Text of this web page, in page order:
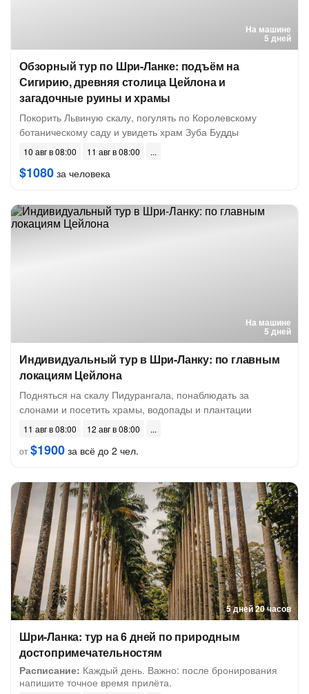
На машине
5 дней
Обзорный тур по Шри-Ланке: подъём на
Сигирию, древняя столица Цейлона и
загадочные руины и храмы
Покорить Львиную скалу, погулять по Королевскому
ботаническому саду и увидеть храм Зуба Будды
10 авг в 08:00 11 авг в 08:00
$1080 за человека
На машине
5 дней
Индивидуальный тур в Шри-Ланку: по главным
локациям Цейлона
Подняться на скалу Пидурангала, понаблюдать за
слонами и посетить храмы, водопады и плантации
11 авг в 08:00
12 авг в 08:00
от$1900 за всё до 2 чел.
5 дней 20 часов
Шри-Ланка: тур на 6 дней по природным
достопримечательностям
Расписание: Каждый день. Важно: после бронирования
напишите точное время прилёта.